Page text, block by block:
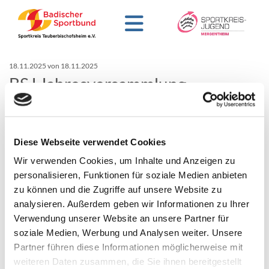
Diese Webseite verwendet Cookies
Wir verwenden Cookies, um Inhalte und Anzeigen zu
personalisieren, Funktionen für soziale Medien anbieten
zu können und die Zugriffe auf unsere Website zu
analysieren. Außerdem geben wir Informationen zu Ihrer
Verwendung unserer Website an unsere Partner für
soziale Medien, Werbung und Analysen weiter. Unsere
Partner führen diese Informationen möglicherweise mit
weiteren Daten zusammen, die Sie ihnen bereitgestellt
18.11.2025 von 18.11.2025
BSJ Jahresversammlung
BSJ Jugendausschuss heute am 18.11.2025 - digital per
Auch in diesem Jahr findet bei der Badischen Sportjugend
Nord (BSB) wieder eine Jugenausschusssitzung statt. Hierbei
sind sowohl alle Sportkreisjugendvorsitzenden und
Jugendleiterinnen als auch Vorstandsmitglieder und
Fachauschussmitglieder der Badischen Sportjugend
eingeladen sowie natürlich auch das Präsidium und die
Geschäfsführung des BSB. Heute Abend wird sich unter
anderem über den Haushalt für das kommende Jahr 2026